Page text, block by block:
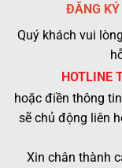
ĐĂNG
Quý khách vui
HOTLINE
hoặc điền thông
sẽ chủ động liên
Xin chân thành